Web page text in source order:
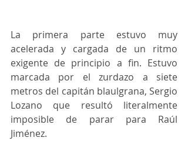
La primera parte estuvo muy
acelerada y cargada de un ritmo
exigente de principio a fin. Estuvo
marcada por el zurdazo a siete
metros del capitán blaulgrana, Sergio
Lozano que resultó literalmente
imposible de parar para Raúl
Jiménez.